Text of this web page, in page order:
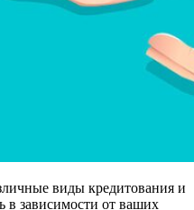
виды кредитования и
в зависимости от ваших